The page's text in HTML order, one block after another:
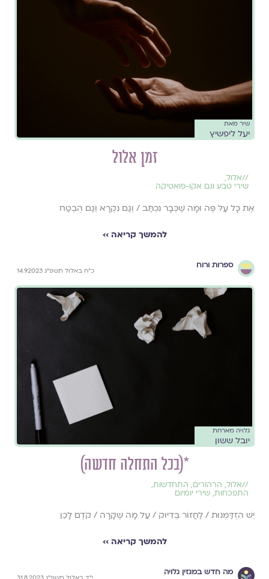
שיר מאת
יעל ליפשיץ
זמן אלול
//אלול,
שירי טבע וגם אקו-פואטיקה
אֶת כָּל עַל פֶּה וּמָה שֶׁכְּבָר נִכְתַּב / וְגַם נִקְרָא וְגַם הֻבְטַח
להמשך קריאה ››
ספרות ורוח
כ״ח באלול תשפ״ג 14.9.2023
גלויה מארחת
יובל ששון
*(בכל התחלה חדשה)
//אלול, הרהורים, התחדשות,
התפכחות, שירי יומיום
יֵשׁ הִזְדַּמְּנוּת / לַחֲזוֹר בְּדִיּוּק / עַל מָה שֶׁקָּרָה / קֹדֶם לָכֵן
להמשך קריאה ››
מה חדש במגזין גלויה